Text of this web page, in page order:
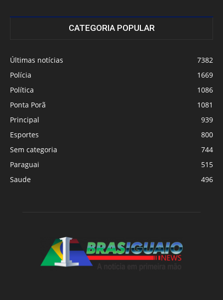
CATEGORIA POPULAR
Últimas notícias
7382
Polícia
1669
Política
1086
Ponta Porã
1081
Principal
939
Esportes
800
Sem categoria
744
Paraguai
515
Saude
496